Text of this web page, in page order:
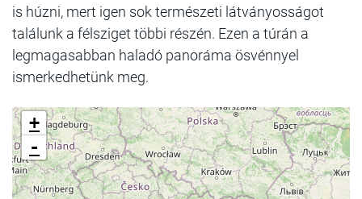
is húzni, mert igen sok természeti látványosságot
találunk a félsziget többi részén. Ezen a túrán a
legmagasabban haladó panoráma ösvénnyel
ismerkedhetünk meg.
+
-